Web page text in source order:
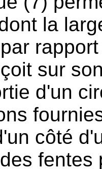
la
sur
d'un
côté
fentes